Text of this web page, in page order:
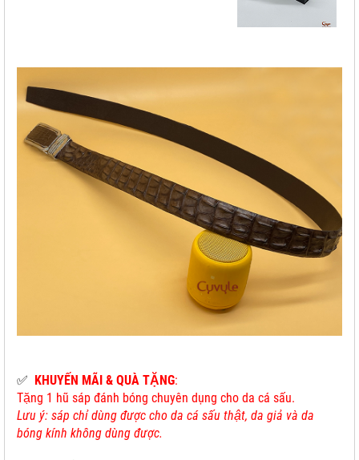
✅ KHUYẾN MÃI & QUÀ TẶNG:
Tặng 1 hũ sáp đánh bóng chuyên dụng cho da cá sấu.
Lưu ý: sáp chỉ dùng được cho da cá sấu thật, da giả và da
bóng kính không dùng được.